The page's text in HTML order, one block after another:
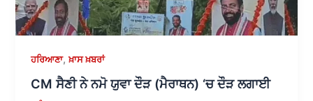
ਹਰਿਆਣਾ,ਖ਼ਾਸ ਖ਼ਬਰਾਂ
CM ਸੈਣੀ ਨੇ ਨਮੋ ਯੁਵਾ ਦੌੜ (ਮੈਰਾਥਨ) ‘ਚ ਦੌੜ ਲਗਾਈ